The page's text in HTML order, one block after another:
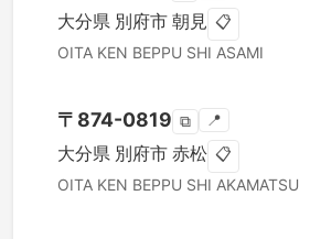
大分県 別府市 朝見 📋
OITA KEN BEPPU SHI ASAMI
〒 874-0819 ⧉ 📍
大分県 別府市 赤松 📋
OITA KEN BEPPU SHI AKAMATSU